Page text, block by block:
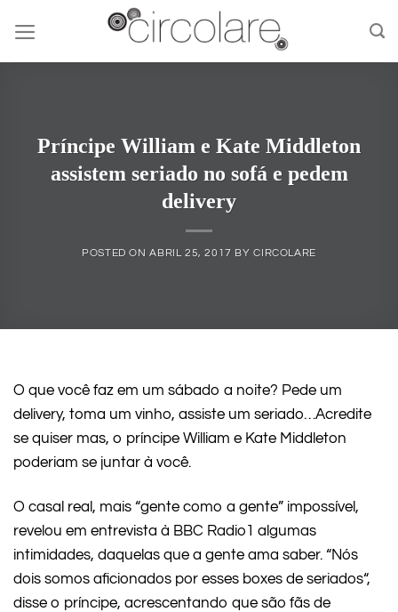
content
Príncipe William e Kate Middleton
assistem seriado no sofá e pedem
delivery
POSTED ONABRIL 25, 2017 BYCIRCOLARE
O que você faz em um sábado a noite? Pede um
delivery, toma um vinho, assiste um seriado…Acredite
se quiser mas, o príncipe William e Kate Middleton
poderiam se juntar à você.
O casal real, mais “gente como a gente” impossível,
revelou em entrevista à BBC Radio1 algumas
intimidades, daquelas que a gente ama saber. “Nós
dois somos aficionados por esses boxes de seriados“,
disse o príncipe, acrescentando que são fãs de